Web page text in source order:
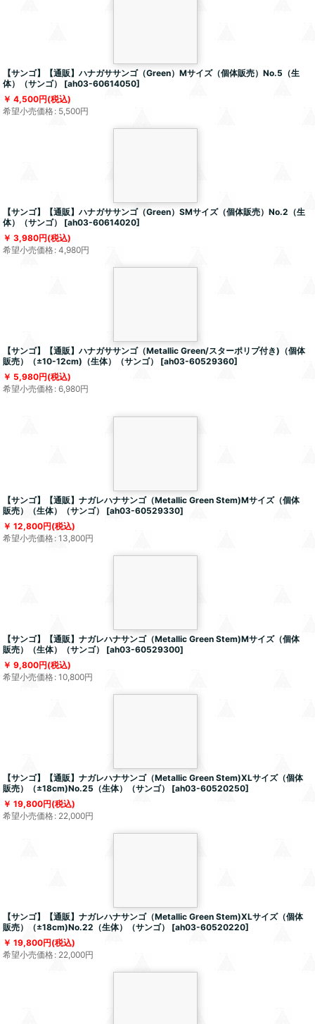
【サンゴ】【通販】ハナガササンゴ（Green）Mサイズ（個体販売）No.5（生
体）（サンゴ）
[ah03-60614050]
4,500円(税込)
希望小売価格: 5,500円
【サンゴ】【通販】ハナガササンゴ（Green）SMサイズ（個体販売）No.2（生
体）（サンゴ）
[ah03-60614020]
3,980円(税込)
希望小売価格: 4,980円
【サンゴ】【通販】ハナガササンゴ（Metallic Green/スターポリプ付き)（個体
販売）（±10-12cm)（生体）（サンゴ）
[ah03-60529360]
5,980円(税込)
希望小売価格: 6,980円
【サンゴ】【通販】ナガレハナサンゴ（Metallic Green Stem)Mサイズ（個体
販売）（生体）（サンゴ）
[ah03-60529330]
12,800円(税込)
希望小売価格: 13,800円
【サンゴ】【通販】ナガレハナサンゴ（Metallic Green Stem)Mサイズ（個体
販売）（生体）（サンゴ）
[ah03-60529300]
9,800円(税込)
希望小売価格: 10,800円
【サンゴ】【通販】ナガレハナサンゴ（Metallic Green Stem)XLサイズ（個体
販売）（±18cm)No.25（生体）（サンゴ）
[ah03-60520250]
19,800円(税込)
希望小売価格: 22,000円
【サンゴ】【通販】ナガレハナサンゴ（Metallic Green Stem)XLサイズ（個体
販売）（±18cm)No.22（生体）（サンゴ）
[ah03-60520220]
19,800円(税込)
希望小売価格: 22,000円